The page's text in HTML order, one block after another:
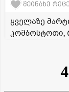
შეინახე
ყველაზე
კომბოსტოთი,